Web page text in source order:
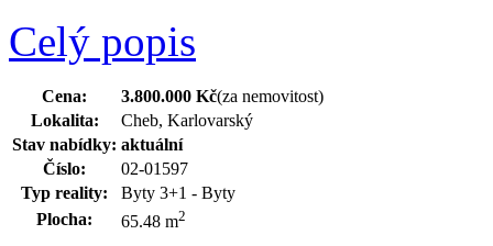
Celý popis
Cena: 3.800.000 Kč(za nemovitost)
Lokalita:
Cheb, Karlovarský
Stav nabídky: aktuální
Číslo:
02-01597
Typ reality:
Byty 3+1 - Byty
Plocha:
65.48 m2